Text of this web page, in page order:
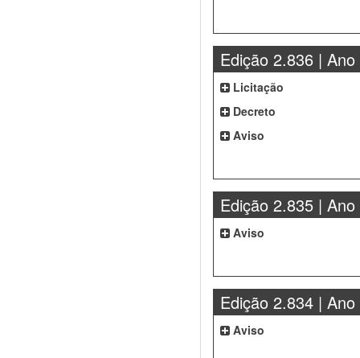
Edição 2.836 | Ano
Licitação
Decreto
Aviso
Edição 2.835 | Ano
Aviso
Edição 2.834 | Ano
Aviso